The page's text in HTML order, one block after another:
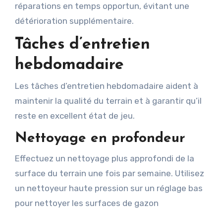
réparations en temps opportun, évitant une
détérioration supplémentaire.
Tâches d’entretien
hebdomadaire
Les tâches d’entretien hebdomadaire aident à
maintenir la qualité du terrain et à garantir qu’il
reste en excellent état de jeu.
Nettoyage en profondeur
Effectuez un nettoyage plus approfondi de la
surface du terrain une fois par semaine. Utilisez
un nettoyeur haute pression sur un réglage bas
pour nettoyer les surfaces de gazon